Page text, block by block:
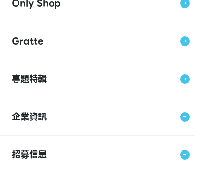
Only Shop
Gratte
專題特輯
企業資訊
招募信息